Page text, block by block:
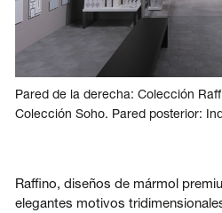
Pared de la derecha: Colección
Colección Soho. Pared posterior:
Raffino, diseños de mármol
elegantes motivos